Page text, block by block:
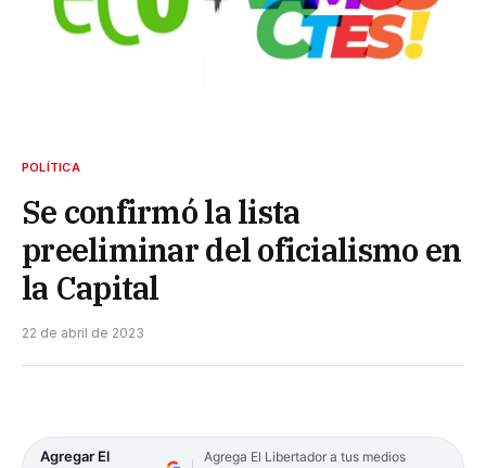
POLÍTICA
Se confirmó la lista
preeliminar del oficialismo en
la Capital
22 de abril de 2023
Agregar El
Agrega El Libertador a tus medios